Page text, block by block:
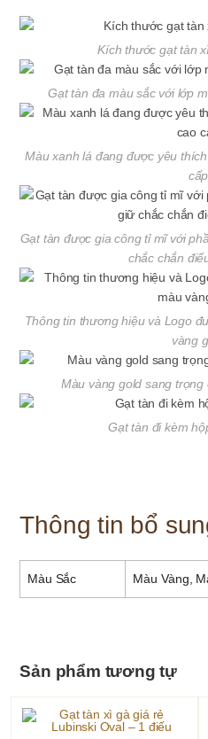
Kích thước gạt tàn
Gạt tàn đa màu sắc với lớp
Màu xanh lá đang được yêu
cấp
Gạt tàn được gia công tỉ mĩ với
chắc chắn
Thông tin thương hiệu và Logo
vàng
Màu vàng gold sang
Gạt tàn đi kèm
Thông tin bổ
Màu Sắc Màu Vàng,
Sản phẩm tương tự